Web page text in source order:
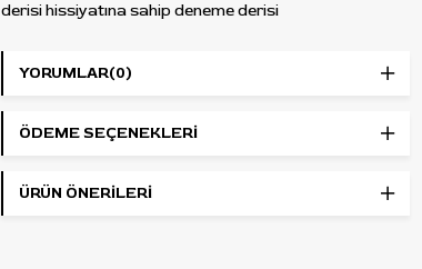
derisi hissiyatına sahip deneme derisi
YORUMLAR(0)
ÖDEME SEÇENEKLERI
ÜRÜN ÖNERILERI